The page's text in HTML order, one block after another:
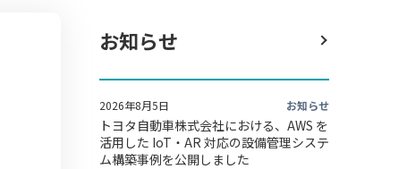
お知らせ
2026年8月5日 お知らせ
トヨタ自動車株式会社における、AWS を
活用した IoT・AR 対応の設備管理システ
ム構築事例を公開しました